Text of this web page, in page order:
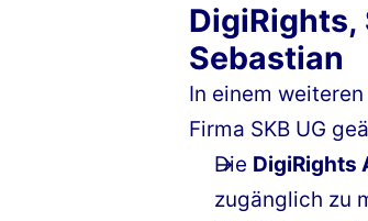
DigiRights,
Sebastian
In einem
Firma SKB UG
Die DigiRights
zugänglich zu